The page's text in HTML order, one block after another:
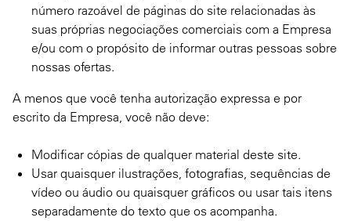
número razoável de páginas do site relacionadas às
suas próprias negociações comerciais com a Empresa
e/ou com o propósito de informar outras pessoas sobre
nossas ofertas.
A menos que você tenha autorização expressa e por
escrito da Empresa, você não deve:
Modificar cópias de qualquer material deste site.
Usar quaisquer ilustrações, fotografias, sequências de
vídeo ou áudio ou quaisquer gráficos ou usar tais itens
separadamente do texto que os acompanha.